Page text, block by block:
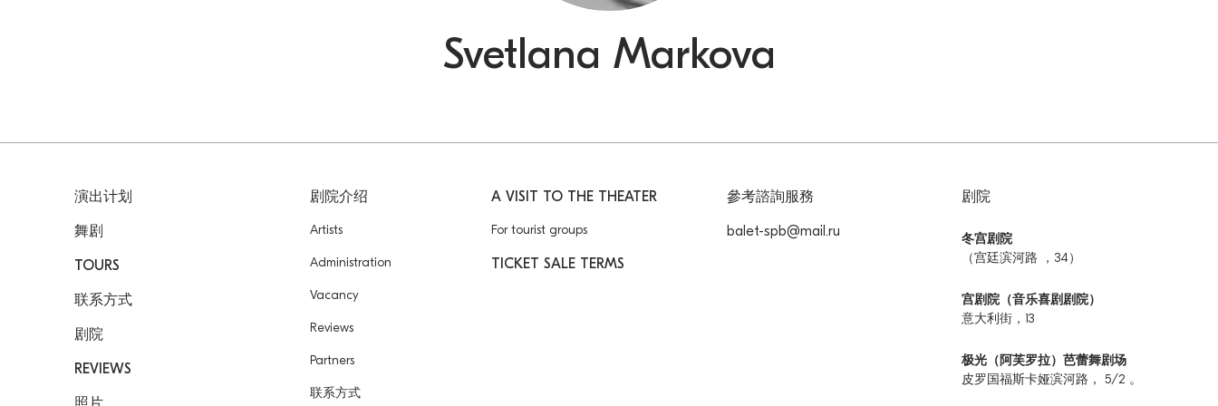
Svetlana Markova
演出计划
舞剧
TOURS
联系方式
剧院
REVIEWS
剧院介绍
Artists
Administration
Vacancy
Reviews
Partners
联系方式
A VISIT TO THE THEATER
For tourist groups
TICKET SALE TERMS
參考諮詢服務
balet-spb@mail.ru
剧院
冬宫剧院
（宫廷滨河路 ，34）
宫剧院（音乐喜剧剧院）
意大利街，13
极光（阿芙罗拉）芭蕾舞剧场
皮罗国福斯卡娅滨河路， 5/2 。